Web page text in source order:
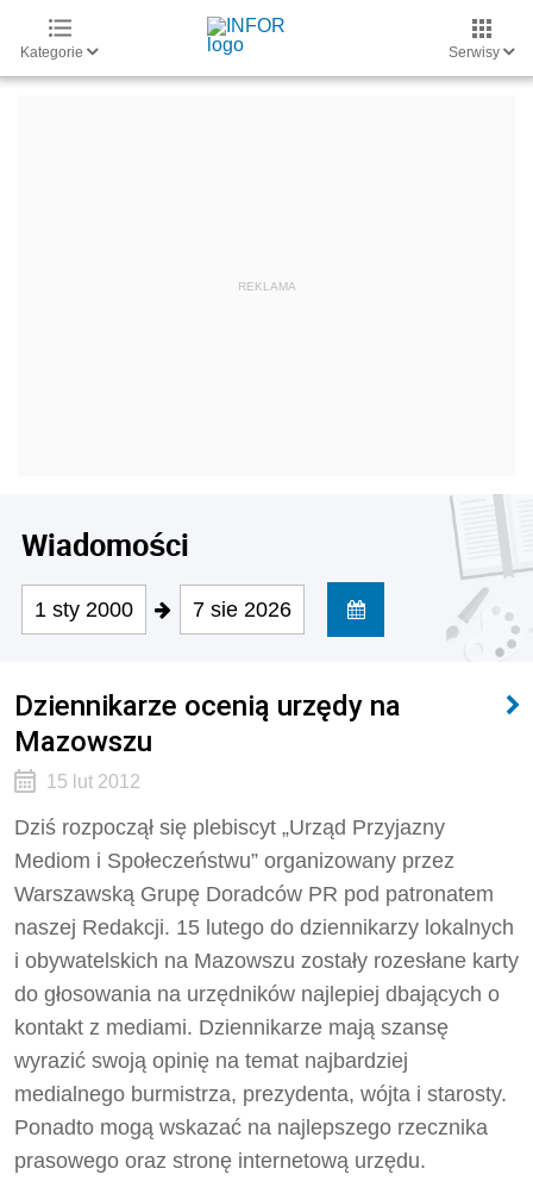
Kategorie Serwisy
Wiadomości
1 sty 2000 7 sie 2026
Dziennikarze ocenią urzędy na
Mazowszu
15 lut 2012
Dziś rozpoczął się plebiscyt „Urząd Przyjazny
Mediom i Społeczeństwu” organizowany przez
Warszawską Grupę Doradców PR pod patronatem
naszej Redakcji. 15 lutego do dziennikarzy lokalnych
i obywatelskich na Mazowszu zostały rozesłane karty
do głosowania na urzędników najlepiej dbających o
kontakt z mediami. Dziennikarze mają szansę
wyrazić swoją opinię na temat najbardziej
medialnego burmistrza, prezydenta, wójta i starosty.
Ponadto mogą wskazać na najlepszego rzecznika
prasowego oraz stronę internetową urzędu.